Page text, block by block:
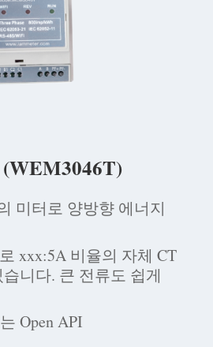
미터로 양방향 에너지
xxx:5A 비율의 자체 CT
니다. 큰 전류도 쉽게
Open API